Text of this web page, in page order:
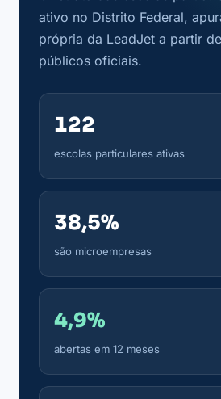
ativo no Distrito Federal,
própria da LeadJet a partir
públicos oficiais.
122
escolas particulares ativas
38,5%
são microempresas
4,9%
abertas em 12 meses